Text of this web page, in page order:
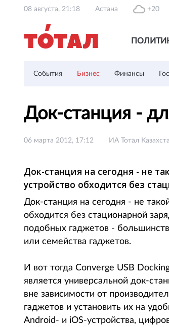
08 августа, 21:18 Астана +20
События Бизнес Финансы
Док-станция -
06 марта 2012, 17:12 ИА Тотал
Док-станция на сегодня - не
устройство обходится без
Док-станция на сегодня - не
обходится без стационарной
подобных гаджетов -
или семейства гаджетов.
И вот тогда Converge USB
является универсальной док-
вне зависимости от
гаджетов и установить их на
Android- и iOS-устройства,